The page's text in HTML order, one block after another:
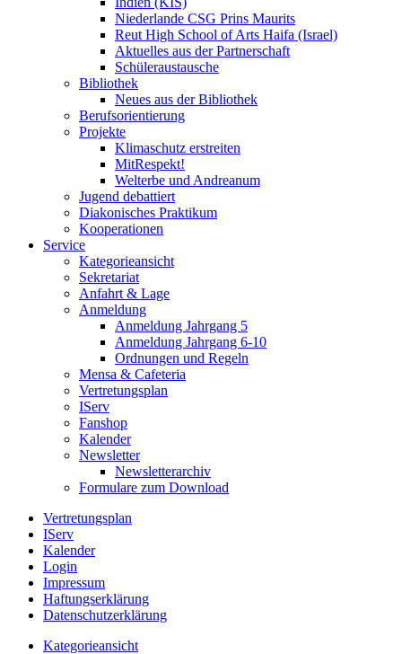
Niederlande CSG Prins Maurits
Reut High School of Arts Haifa (Israel)
Aktuelles aus der Partnerschaft
Schüleraustausche
Bibliothek
Neues aus der Bibliothek
Berufsorientierung
Projekte
Klimaschutz erstreiten
MitRespekt!
Welterbe und Andreanum
Jugend debattiert
Diakonisches Praktikum
Kooperationen
Service
Kategorieansicht
Sekretariat
Anfahrt & Lage
Anmeldung
Anmeldung Jahrgang 5
Anmeldung Jahrgang 6-10
Ordnungen und Regeln
Mensa & Cafeteria
Vertretungsplan
IServ
Fanshop
Kalender
Newsletter
Newsletterarchiv
Formulare zum Download
Vertretungsplan
IServ
Kalender
Login
Impressum
Haftungserklärung
Datenschutzerklärung
Kategorieansicht